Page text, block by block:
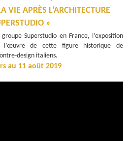
VIE APRÈS L’ARCHITECTURE
»
Superstudio en France, l’exposition
l’œuvre de cette figure historique de
design italiens.
au 11 août 2019